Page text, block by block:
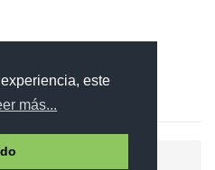
este
más...